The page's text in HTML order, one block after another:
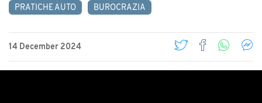
PRATICHE AUTO BUROCRAZIA
14 December 2024